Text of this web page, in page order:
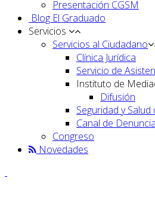
Presentación CGSM
Blog El Graduado
Servicios
Servicios al Ciudadano
Clínica Jurídica
Servicio de
Instituto de
Difusión
Seguridad y
Canal de
Congreso
Novedades